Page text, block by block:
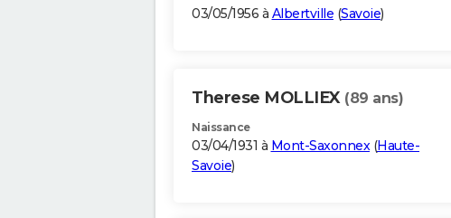
03/05/1956 à Albertville (Savoie)
Therese MOLLIEX (89 ans)
Naissance
03/04/1931 à Mont-Saxonnex(Haute-
Savoie)